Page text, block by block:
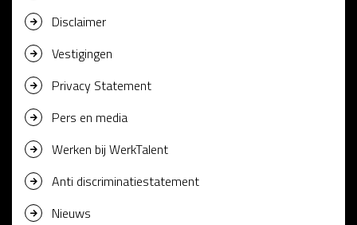
Disclaimer
Vestigingen
Privacy Statement
Pers en media
Werken bij WerkTalent
Anti discriminatiestatement
Nieuws